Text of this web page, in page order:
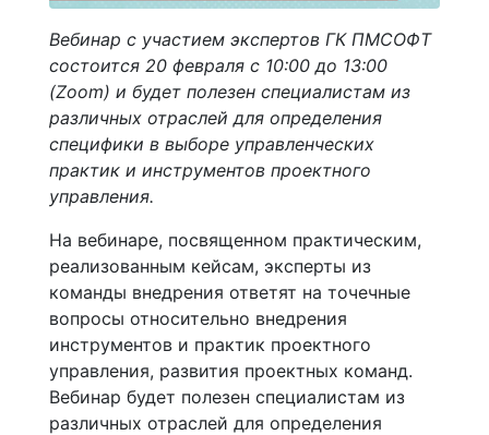
Вебинар с участием экспертов ГК ПМСОФТ
состоится 20 февраля с 10:00 до 13:00
(Zoom) и будет полезен специалистам из
различных отраслей для определения
специфики в выборе управленческих
практик и инструментов проектного
управления.
На вебинаре, посвященном практическим,
реализованным кейсам, эксперты из
команды внедрения ответят на точечные
вопросы относительно внедрения
инструментов и практик проектного
управления, развития проектных команд.
Вебинар будет полезен специалистам из
различных отраслей для определения